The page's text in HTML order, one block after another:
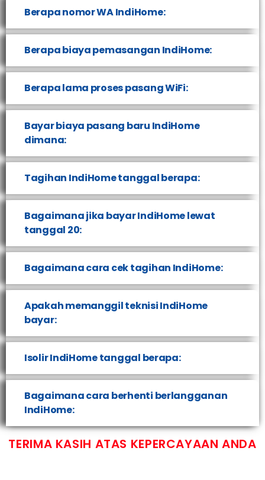
Berapa nomor WA IndiHome:
Berapa biaya pemasangan IndiHome:
Berapa lama proses pasang WiFi:
Bayar biaya pasang baru IndiHome
dimana:
Tagihan IndiHome tanggal berapa:
Bagaimana jika bayar IndiHome lewat
tanggal 20:
Bagaimana cara cek tagihan IndiHome:
Apakah memanggil teknisi IndiHome
bayar:
Isolir IndiHome tanggal berapa:
Bagaimana cara berhenti berlangganan
IndiHome:
TERIMA KASIH ATAS KEPERCAYAAN ANDA